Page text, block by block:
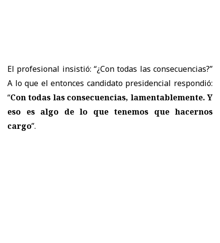
El profesional insistió: “¿Con todas las consecuencias?”
A lo que el entonces candidato presidencial respondió:
“Con todas las consecuencias, lamentablemente. Y
eso es algo de lo que tenemos que hacernos
cargo”.